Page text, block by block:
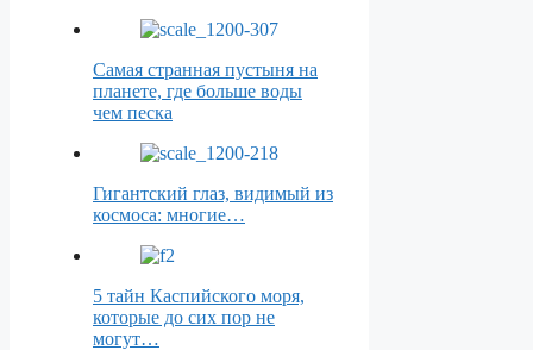
Самая странная пустыня на
планете, где больше воды
чем песка
Гигантский глаз, видимый из
космоса: многие…
5 тайн Каспийского моря,
которые до сих пор не
могут…